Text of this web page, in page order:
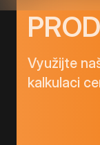
Využijte
kalkulaci